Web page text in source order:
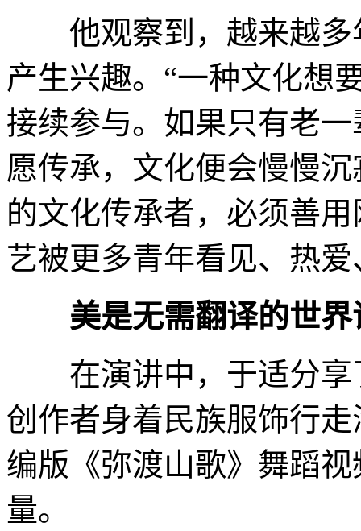
他观察到，越来越多
产生兴趣。“一种文化想
接续参与。如果只有老
愿传承，文化便会慢慢
的文化传承者，必须善
艺被更多青年看见、热
美是无需翻译的世界
在演讲中，于适分享
创作者身着民族服饰行
编版《弥渡山歌》舞蹈
量。